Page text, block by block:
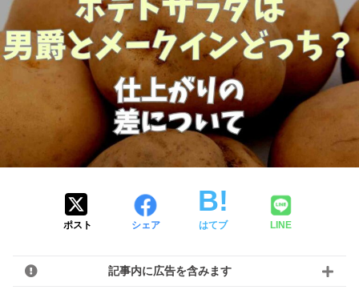
ポスト シェア はてブ LINE
記事内に広告を含みます